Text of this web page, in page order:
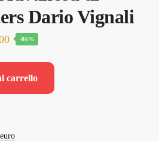
Dario Vignali
Il
attuale
-86%
carrello